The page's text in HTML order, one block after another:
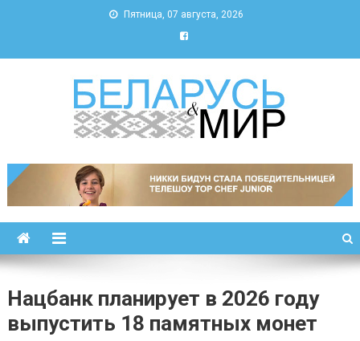
Пятница, 07 августа, 2026
Беларусь и мир
Нацбанк планирует в 2026 году
выпустить 18 памятных монет